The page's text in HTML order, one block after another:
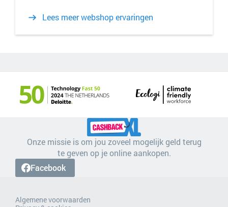
Lees meer webshop ervaringen
Onze missie is om jou zoveel mogelijk geld terug
te geven op je online aankopen.
Facebook
Algemene voorwaarden